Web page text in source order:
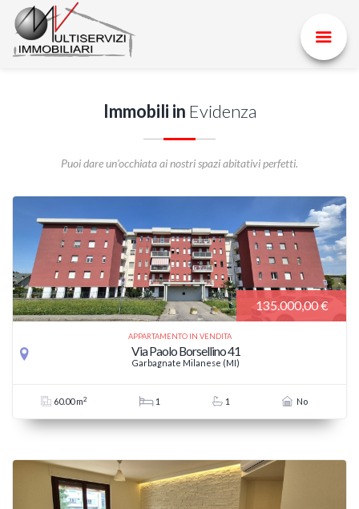
Immobili in Evidenza
Puoi dare un'occhiata ai nostri spazi abitativi perfetti.
135.000,00 €
APPARTAMENTO IN VENDITA
Via Paolo Borsellino 41
Garbagnate Milanese (MI)
60.00 m2 1 1 No